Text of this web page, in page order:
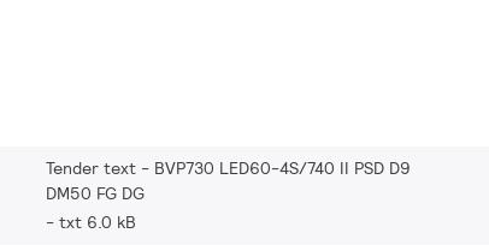
Tender text - BVP730 LED60-4S/740 II PSD D9
DM50 FG DG
txt 6.0 kB